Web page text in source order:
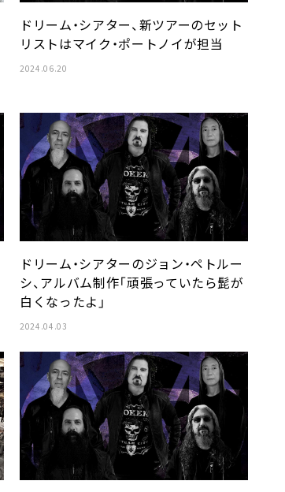
ドリーム・シアター、新ツアーのセット
リストはマイク・ポートノイが担当
2024.06.20
ドリーム・シアターのジョン・ペトルー
シ、アルバム制作「頑張っていたら髭が
白くなったよ」
2024.04.03